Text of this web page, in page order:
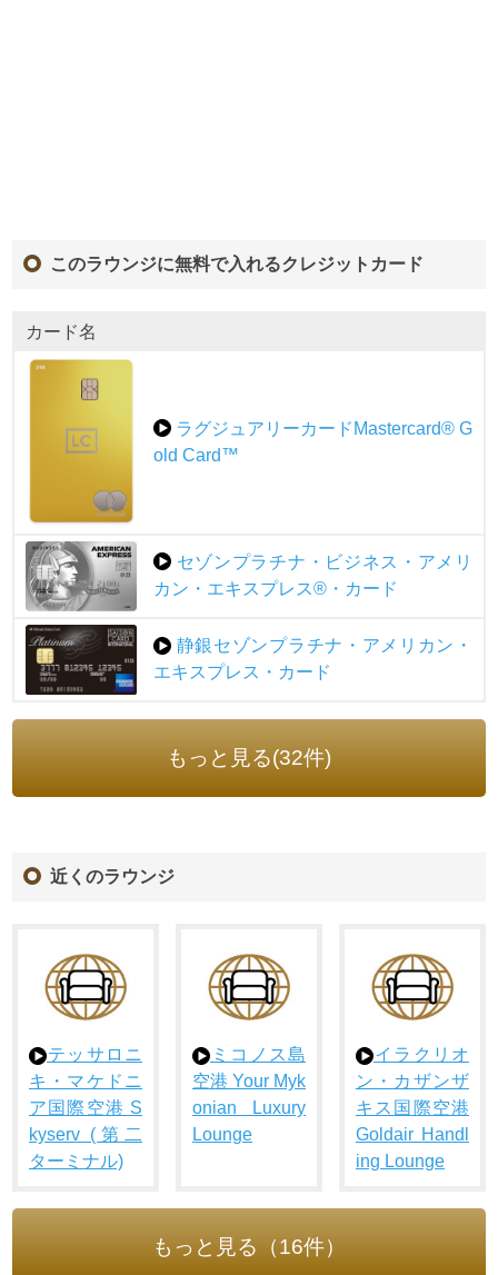
このラウンジに無料で入れるクレジットカード
カード名
ラグジュアリーカードMastercard® G
old Card™
セゾンプラチナ・ビジネス・アメリ
カン・エキスプレス®・カード
静銀セゾンプラチナ・アメリカン・
エキスプレス・カード
もっと見る(32件)
近くのラウンジ
テッサロニ
キ・マケドニ
ア国際空港 S
kyserv (第二
ターミナル)
ミコノス島
空港 Your Myk
onian Luxury
Lounge
イラクリオ
ン・カザンザ
キス国際空港
Goldair Handl
ing Lounge
もっと見る（16件）